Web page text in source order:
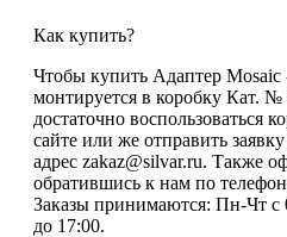
Как купить?
Чтобы купить Адаптер Mosaic
монтируется в коробку Кат. №
достаточно воспользоваться
сайте или же отправить
адрес zakaz@silvar.ru. Также
обратившись к нам по
Заказы принимаются: Пн-Чт с
до 17:00.